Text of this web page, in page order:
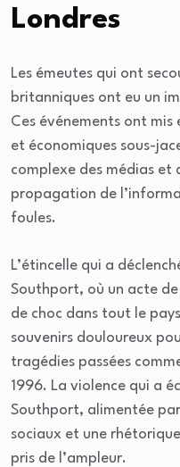
Londres
Les émeutes qui ont
britanniques ont eu un
Ces événements ont mis
et économiques sous-
complexe des médias et
propagation de
foules.
L’étincelle qui a
Southport, où un acte
de choc dans tout le
souvenirs douloureux
tragédies passées
1996. La violence qui a
Southport, alimentée par
sociaux et une
pris de l’ampleur.